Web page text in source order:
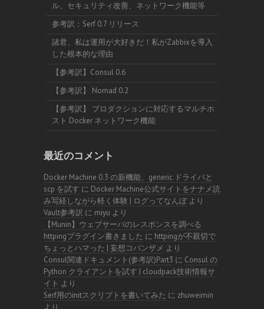
ル、セキュリティ改善、ネットワーク機能等
参考訳：Serf 0.7 リリース
諸君、私は運用が大好きだ！私がZabbixを導入
した根本的な理由
【参考訳】Consul 0.6
【参考訳】 Nomad 0.2
【参考訳】 プロダクションに対応するマルチホ
スト Docker ネットワーク機能
最近のコメント
Docker Machine 0.3 の新機能、generic ドライバと
scp を試す に Docker Machine公式サイトをナナメ読
み写経しながら軽く体験 | ログってなんぼより
Vault参考訳 に miyu より
【Munin】ウェブサーバのレスポンスを調べる
httpingプラグイン書きました に httpingが不親切で
ちょっとハマった | 妄想コバンザメ より
Consul関連ドキュメント(参考訳)Part3 に Consul の
Python クライアントを試す | cloudpack技術情報サ
イト より
Serf用のinitスクリプトを書いてみた に zhuweimin